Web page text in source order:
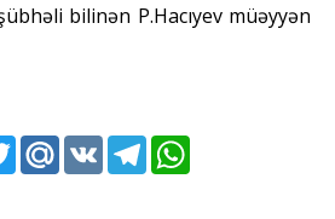
bilinən P.Hacıyev müəyyən
TwitterMail.RuVK Telegram